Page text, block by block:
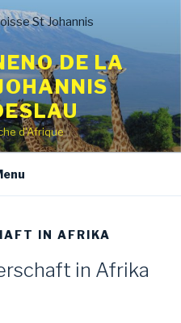
DE LA
d'Afrique
IN AFRIKA
in Afrika